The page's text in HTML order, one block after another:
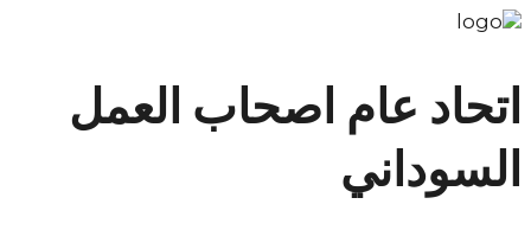
اتحاد عام اصحاب العمل
السوداني